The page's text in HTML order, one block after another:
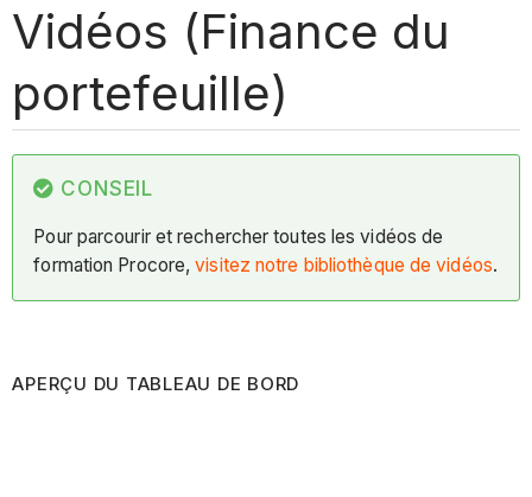
Vidéos (Finance du
portefeuille)
CONSEIL
Pour parcourir et rechercher toutes les vidéos de
formation Procore,visitez notre bibliothèque de vidéos.
APERÇU DU TABLEAU DE BORD